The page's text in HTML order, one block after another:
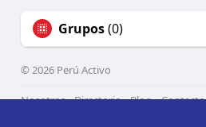
Grupos(0)
© 2026 Perú Activo
Nosotros Directorio Blog Contacto